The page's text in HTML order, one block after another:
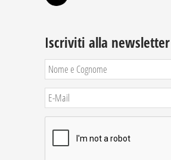
Iscriviti alla newsletter